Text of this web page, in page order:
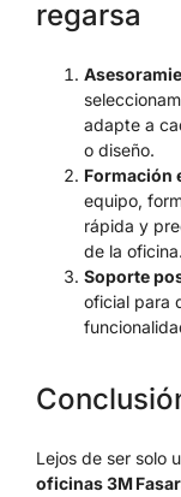
regarsa
adapte a
o diseño.
Formación
equipo,
rápida y
de la oficina.
Soporte
oficial para
Lejos de ser solo
oficinas 3M